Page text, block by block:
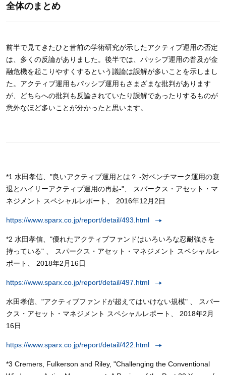
全体のまとめ
前半で見てきたひと昔前の学術研究が示したアクティブ運用の否定
は、多くの反論がありました。後半では、パッシブ運用の普及が金
融危機を起こりやすくするという議論は誤解が多いことを示しまし
た。アクティブ運用もパッシブ運用もさまざまな批判があります
が、どちらへの批判も反論されていたり誤解であったりするものが
意外なほど多いことが分かったと思います。
*1 水田孝信、"良いアクティブ運用とは？ -対ベンチマーク運用の衰
退とハイリーアクティブ運用の再起-"、 スパークス・アセット・マ
ネジメント スペシャルレポート、 2016年12月2日
https://www.sparx.co.jp/report/detail/493.html
*2 水田孝信、"優れたアクティブファンドはいろいろな忍耐強さを
持っている" 、 スパークス・アセット・マネジメント スペシャルレ
ポート、 2018年2月16日
https://www.sparx.co.jp/report/detail/497.html
水田孝信、"アクティブファンドが超えてはいけない規模" 、 スパー
クス・アセット・マネジメント スペシャルレポート、 2018年2月
16日
https://www.sparx.co.jp/report/detail/422.html
*3 Cremers, Fulkerson and Riley, "Challenging the Conventional